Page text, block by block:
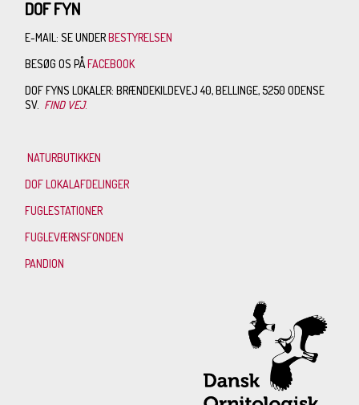
DOF FYN
E-MAIL: SE UNDERBESTYRELSEN
BESØG OS PÅFACEBOOK
DOF FYNS LOKALER: BRÆNDEKILDEVEJ 40, BELLINGE, 5250 ODENSE
SV. FIND VEJ.
NATURBUTIKKEN
DOF LOKALAFDELINGER
FUGLESTATIONER
FUGLEVÆRNSFONDEN
PANDION